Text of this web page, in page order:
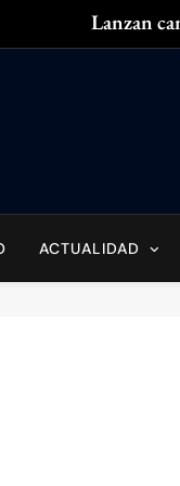
Lanzan
Ella
ACTUALIDAD